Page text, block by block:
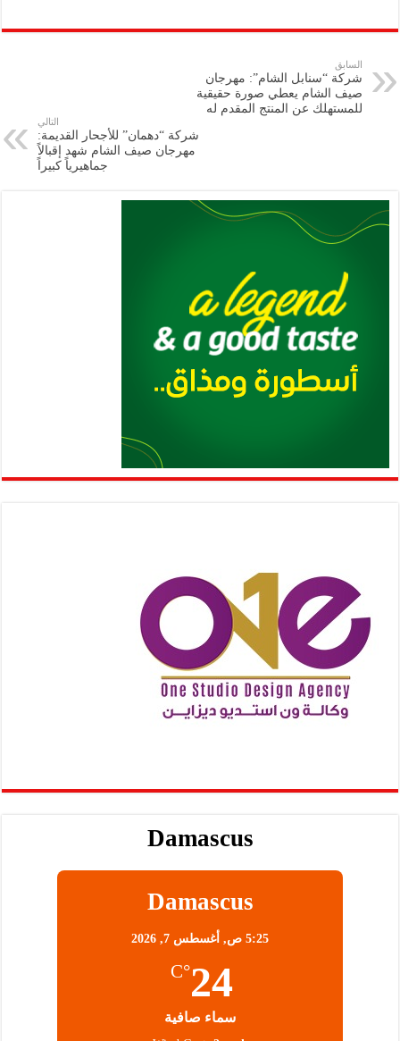
p
y
Li
n
eb
k
tt
nt
at
A
p
gr
ai
ar
السابق
شركة “سنابل الشام”: مهرجان
صيف الشام يعطي صورة حقيقية
للمستهلك عن المنتج المقدم له
التالي
شركة “دهمان” للأجحار القديمة:
مهرجان صيف الشام شهد إقبالاً
جماهيرياً كبيراً
Damascus
Damascus
5:25 ص, أغسطس 7, 2026
24
°C
سماء صافية